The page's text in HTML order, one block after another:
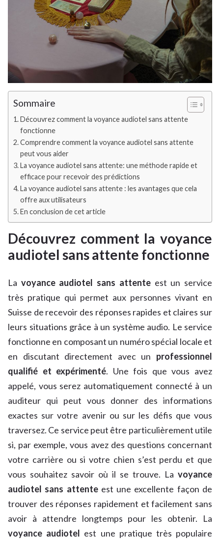
Sommaire
Découvrez comment la voyance audiotel sans attente
fonctionne
Comprendre comment la voyance audiotel sans attente
peut vous aider
La voyance audiotel sans attente: une méthode rapide et
efficace pour recevoir des prédictions
La voyance audiotel sans attente : les avantages que cela
offre aux utilisateurs
En conclusion de cet article
Découvrez comment la voyance
audiotel sans attente fonctionne
La voyance audiotel sans attenteest un service
très pratique qui permet aux personnes vivant en
Suisse de recevoir des réponses rapides et claires sur
leurs situations grâce à un système audio. Le service
fonctionne en composant un numéro spécial locale et
en discutant directement avec un professionnel
qualifié et expérimenté. Une fois que vous avez
appelé, vous serez automatiquement connecté à un
auditeur qui peut vous donner des informations
exactes sur votre avenir ou sur les défis que vous
traversez. Ce service peut être particulièrement utile
si, par exemple, vous avez des questions concernant
votre carrière ou si votre chien s’est perdu et que
vous souhaitez savoir où il se trouve. La voyance
audiotel sans attenteest une excellente façon de
trouver des réponses rapidement et facilement sans
avoir à attendre longtemps pour les obtenir. La
voyance audiotel est une pratique très populaire